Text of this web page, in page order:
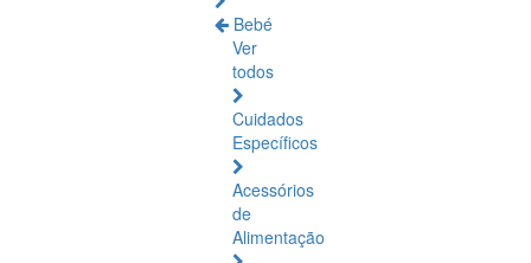
Bebé
Ver
todos
Cuidados
Específicos
Acessórios
de
Alimentação